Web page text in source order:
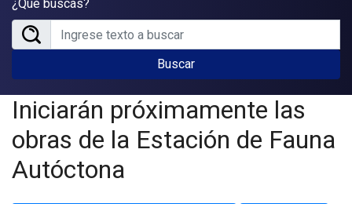
¿Qué buscás?
Buscar
Iniciarán próximamente las
obras de la Estación de Fauna
Autóctona